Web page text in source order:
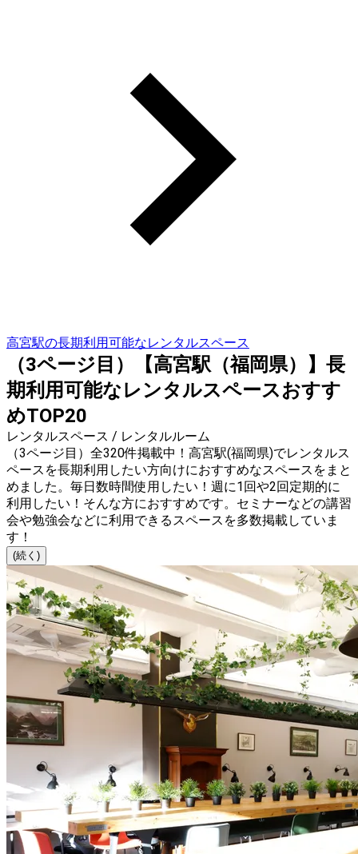
高宮駅の長期利用可能なレンタルスペース
（3ページ目）【高宮駅（福岡県）】長
期利用可能なレンタルスペースおすす
めTOP20
レンタルスペース / レンタルルーム
（3ページ目）全320件掲載中！高宮駅(福岡県)でレンタルス
ペースを長期利用したい方向けにおすすめなスペースをまと
めました。毎日数時間使用したい！週に1回や2回定期的に
利用したい！そんな方におすすめです。セミナーなどの講習
会や勉強会などに利用できるスペースを多数掲載していま
す！
(続く)